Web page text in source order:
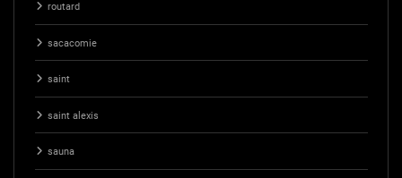
routard
sacacomie
saint
saint alexis
sauna